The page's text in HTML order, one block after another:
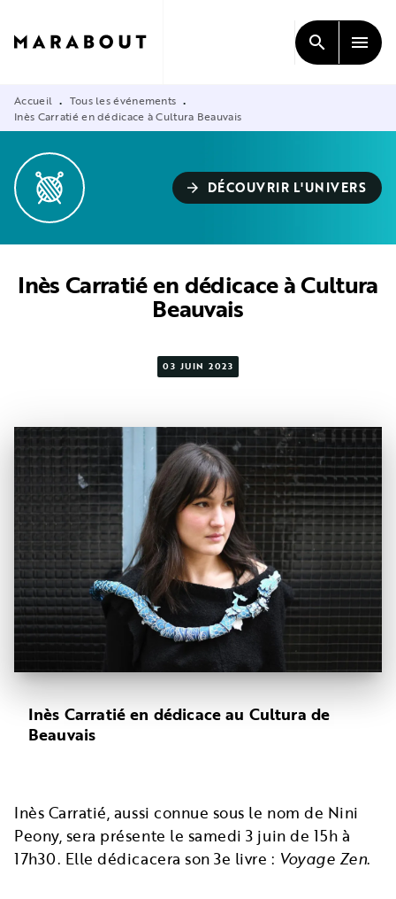
CONTENU
search menu
Accueil • Tous les événements •
Inès Carratié en dédicace à Cultura Beauvais
arrow_forward DÉCOUVRIR L'UNIVERS
Inès Carratié en dédicace à Cultura
Beauvais
03 JUIN 2023
Inès Carratié en dédicace au Cultura de
Beauvais
Inès Carratié, aussi connue sous le nom de Nini
Peony, sera présente le samedi 3 juin de 15h à
17h30. Elle dédicacera son 3e livre : Voyage Zen.